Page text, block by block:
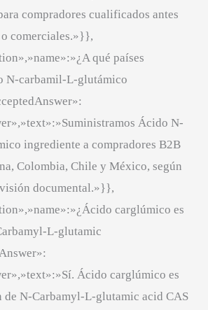
compradores cualificados antes
comerciales.»}},
qué países
N-carbamil-L-glutámico
Ácido N-
ingrediente a compradores B2B
Colombia, Chile y México, según
documental.»}},
carglúmico es
L-glutamic
Ácido carglúmico es
de N-Carbamyl-L-glutamic acid CAS